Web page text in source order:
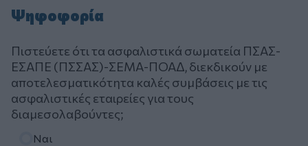
Ψηφοφορία
Πιστεύετε ότι τα ασφαλιστικά σωματεία ΠΣΑΣ-
ΕΣΑΠΕ (ΠΣΣΑΣ)-ΣΕΜΑ-ΠΟΑΔ, διεκδικούν με
αποτελεσματικότητα καλές συμβάσεις με τις
ασφαλιστικές εταιρείες για τους
διαμεσολαβούντες;
Ναι